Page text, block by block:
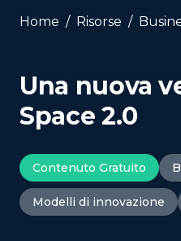
Home / Risorse /
Una nuova
Space 2.0
Contenuto Gratuito
Modelli di innovazione